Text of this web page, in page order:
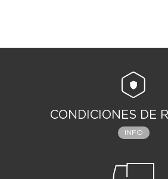
CONDICIONES DE
INFO